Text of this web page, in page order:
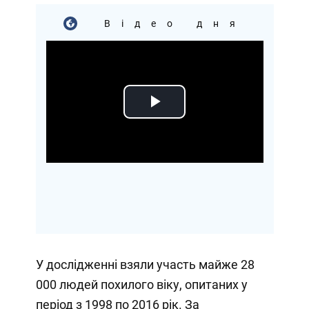
Відео дня
Play
У дослідженні взяли участь майже 28
000 людей похилого віку, опитаних у
період з 1998 по 2016 рік. За